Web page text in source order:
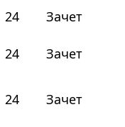
24 Зачет
24 Зачет
24 Зачет